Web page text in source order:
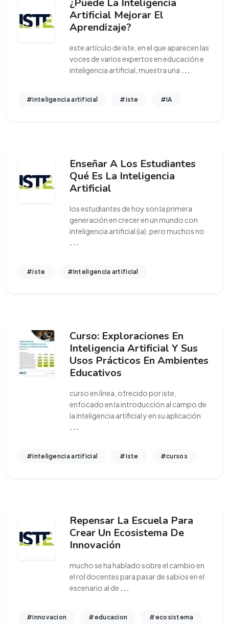
¿Puede La Inteligencia
Artificial Mejorar El
Aprendizaje?
este artículo de iste, en el que aparecen las
voces de varios expertos en educación e
inteligencia artificial, muestra una ...
#inteligencia artificial #iste #IA
Enseñar A Los Estudiantes
Qué Es La Inteligencia
Artificial
los estudiantes de hoy son la primera
generación en crecer en un mundo con
inteligencia artificial (ia). pero muchos no
...
#iste #inteligencia artificial
Curso: Exploraciones En
Inteligencia Artificial Y Sus
Usos Prácticos En Ambientes
Educativos
curso en línea, ofrecido por iste,
enfocado en la introducción al campo de
la inteligencia artificial y en su aplicación
...
#inteligencia artificial #iste #cursos
Repensar La Escuela Para
Crear Un Ecosistema De
Innovación
mucho se ha hablado sobre el cambio en
el rol docentes para pasar de sabios en el
escenario al de ...
#innovacion #educacion #ecosistema